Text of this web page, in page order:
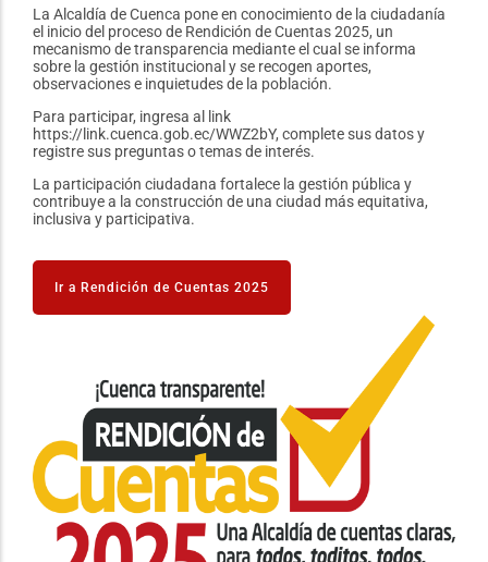
La Alcaldía de Cuenca pone en conocimiento de la ciudadanía
el inicio del proceso de Rendición de Cuentas 2025, un
mecanismo de transparencia mediante el cual se informa
sobre la gestión institucional y se recogen aportes,
observaciones e inquietudes de la población.
Para participar, ingresa al link
https://link.cuenca.gob.ec/WWZ2bY, complete sus datos y
registre sus preguntas o temas de interés.
La participación ciudadana fortalece la gestión pública y
contribuye a la construcción de una ciudad más equitativa,
inclusiva y participativa.
Ir a Rendición de Cuentas 2025